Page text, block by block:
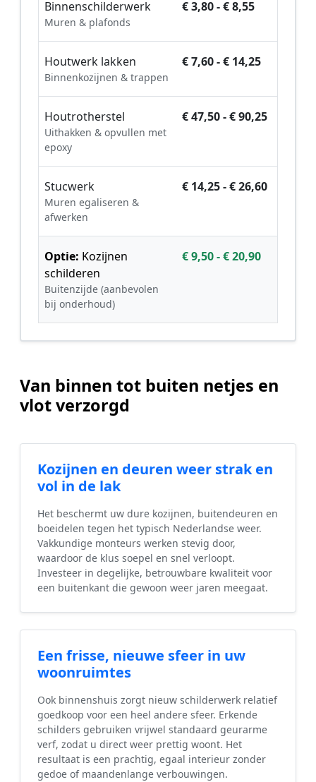
Binnenschilderwerk
Muren & plafonds
€ 3,80 - € 8,55
Houtwerk lakken
Binnenkozijnen & trappen
€ 7,60 - € 14,25
Houtrotherstel
Uithakken & opvullen met
epoxy
€ 47,50 - € 90,25
Stucwerk
Muren egaliseren &
afwerken
€ 14,25 - € 26,60
Optie: Kozijnen
schilderen
Buitenzijde (aanbevolen
bij onderhoud)
€ 9,50 - € 20,90
Van binnen tot buiten netjes en
vlot verzorgd
Kozijnen en deuren weer strak en
vol in de lak
Het beschermt uw dure kozijnen, buitendeuren en
boeidelen tegen het typisch Nederlandse weer.
Vakkundige monteurs werken stevig door,
waardoor de klus soepel en snel verloopt.
Investeer in degelijke, betrouwbare kwaliteit voor
een buitenkant die gewoon weer jaren meegaat.
Een frisse, nieuwe sfeer in uw
woonruimtes
Ook binnenshuis zorgt nieuw schilderwerk relatief
goedkoop voor een heel andere sfeer. Erkende
schilders gebruiken vrijwel standaard geurarme
verf, zodat u direct weer prettig woont. Het
resultaat is een prachtig, egaal interieur zonder
gedoe of maandenlange verbouwingen.